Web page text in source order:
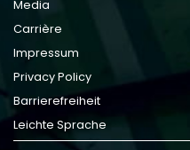
Media
Carrière
Impressum
Privacy Policy
Barrierefreiheit
Leichte Sprache